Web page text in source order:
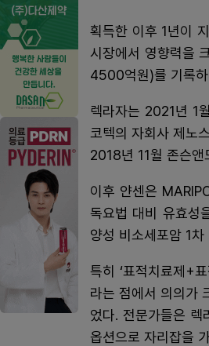
획득한 이후 1년이
시장에서 영향력을
4500억원)를 기록
렉라자는 2021년 1
코텍의 자회사 제노
2018년 11월 존슨
이후 얀센은
독요법 대비 유효성
양성 비소세포암 1
특히 ‘표적치료제+
라는 점에서 의의가
었다. 전문가들은 렉
옵션으로 자리잡을